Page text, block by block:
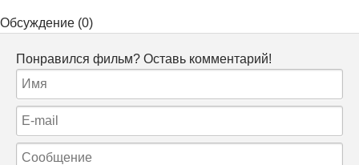
Обсуждение (0)
Понравился фильм? Оставь комментарий!